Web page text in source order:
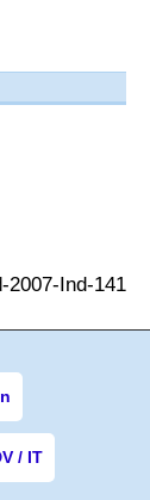
2007-Ind-141
/ IT